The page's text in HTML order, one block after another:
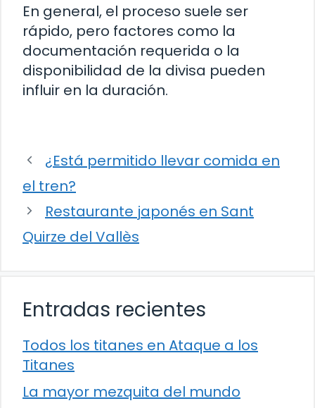
En general, el proceso suele ser
rápido, pero factores como la
documentación requerida o la
disponibilidad de la divisa pueden
influir en la duración.
¿Está permitido llevar comida en
el tren?
Restaurante japonés en Sant
Quirze del Vallès
Entradas recientes
Todos los titanes en Ataque a los
Titanes
La mayor mezquita del mundo